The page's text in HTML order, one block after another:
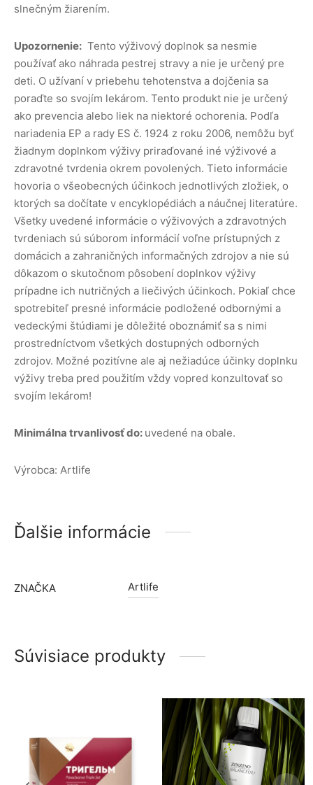
slnečným žiarením.
Upozornenie: Tento výživový doplnok sa nesmie
používať ako náhrada pestrej stravy a nie je určený pre
deti. O užívaní v priebehu tehotenstva a dojčenia sa
poraďte so svojím lekárom. Tento produkt nie je určený
ako prevencia alebo liek na niektoré ochorenia. Podľa
nariadenia EP a rady ES č. 1924 z roku 2006, nemôžu byť
žiadnym doplnkom výživy priraďované iné výživové a
zdravotné tvrdenia okrem povolených. Tieto informácie
hovoria o všeobecných účinkoch jednotlivých zložiek, o
ktorých sa dočítate v encyklopédiách a náučnej literatúre.
Všetky uvedené informácie o výživových a zdravotných
tvrdeniach sú súborom informácií voľne prístupných z
domácich a zahraničných informačných zdrojov a nie sú
dôkazom o skutočnom pôsobení doplnkov výživy
prípadne ich nutričných a liečivých účinkoch. Pokiaľ chce
spotrebiteľ presné informácie podložené odbornými a
vedeckými štúdiami je dôležité oboznámiť sa s nimi
prostredníctvom všetkých dostupných odborných
zdrojov. Možné pozitívne ale aj nežiadúce účinky doplnku
výživy treba pred použitím vždy vopred konzultovať so
svojím lekárom!
Minimálna trvanlivosť do: uvedené na obale.
Výrobca: Artlife
Ďalšie informácie
ZNAČKA Artlife
Súvisiace produkty